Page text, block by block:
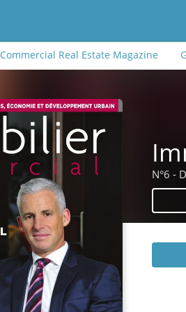
Commercial Real Estate Magazine
N°6 -